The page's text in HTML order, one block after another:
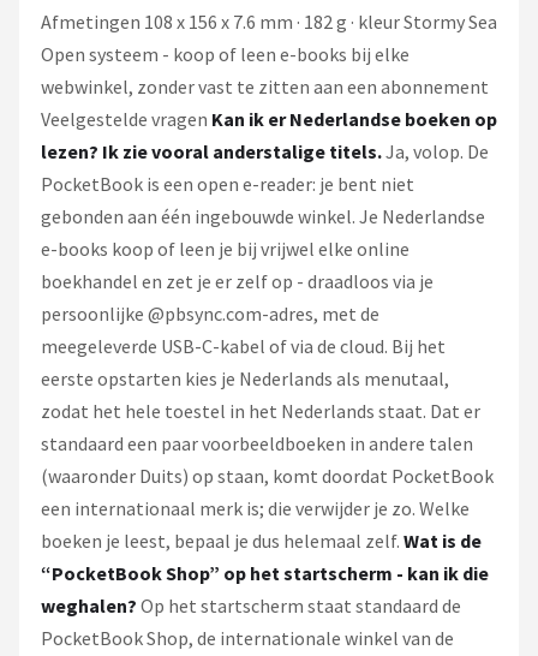
Afmetingen 108 x 156 x 7.6 mm · 182 g · kleur Stormy Sea
Open systeem - koop of leen e-books bij elke
webwinkel, zonder vast te zitten aan een abonnement
Veelgestelde vragen Kan ik er Nederlandse boeken op
lezen? Ik zie vooral anderstalige titels.Ja, volop. De
PocketBook is een open e-reader: je bent niet
gebonden aan één ingebouwde winkel. Je Nederlandse
e-books koop of leen je bij vrijwel elke online
boekhandel en zet je er zelf op - draadloos via je
persoonlijke @pbsync.com-adres, met de
meegeleverde USB-C-kabel of via de cloud. Bij het
eerste opstarten kies je Nederlands als menutaal,
zodat het hele toestel in het Nederlands staat. Dat er
standaard een paar voorbeeldboeken in andere talen
(waaronder Duits) op staan, komt doordat PocketBook
een internationaal merk is; die verwijder je zo. Welke
boeken je leest, bepaal je dus helemaal zelf. Wat is de
“PocketBook Shop” op het startscherm - kan ik die
weghalen? Op het startscherm staat standaard de
PocketBook Shop, de internationale winkel van de